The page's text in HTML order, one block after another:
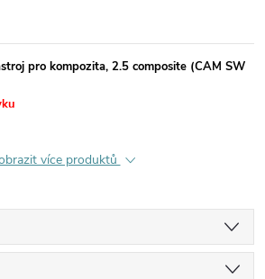
pro kompozita, 2.5 composite (CAM SW
více produktů